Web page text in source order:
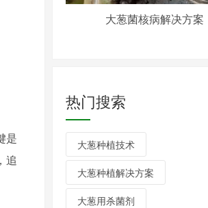
是
追
大葱菌核病解决方案
热门搜索
大葱种植技术
大葱种植解决方案
大葱用杀菌剂